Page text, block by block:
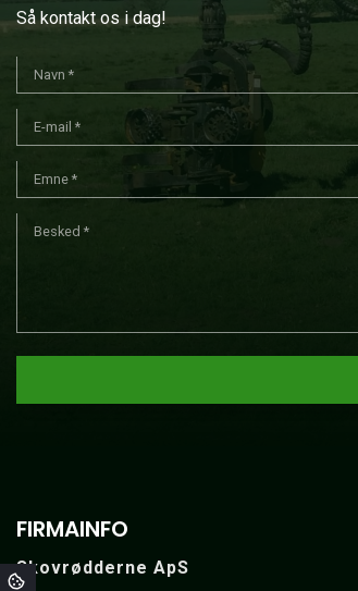
Så kontakt os i dag!
FIRMAINFO
Skovrødderne ApS